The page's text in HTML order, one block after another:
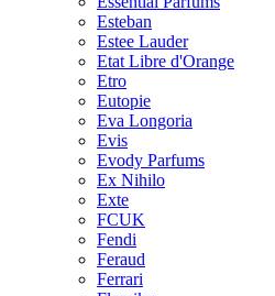
Esteban
Estee Lauder
Etat Libre d'Orange
Etro
Eutopie
Eva Longoria
Evis
Evody Parfums
Ex Nihilo
Exte
FCUK
Fendi
Feraud
Ferrari